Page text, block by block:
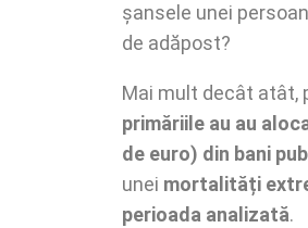
șansele unei
de adăpost?
Mai mult decât atât,
primăriile au au
de euro) din bani
unei mortalități
perioada analizată.